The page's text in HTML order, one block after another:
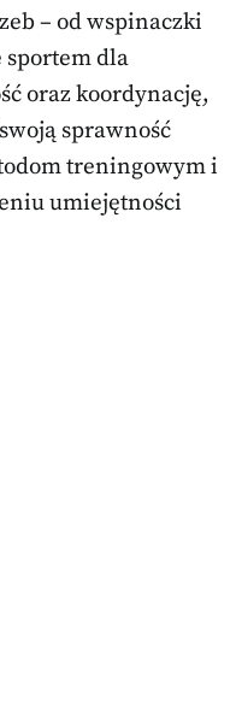
– od wspinaczki
sportem dla
oraz koordynację,
sprawność
treningowym i
umiejętności